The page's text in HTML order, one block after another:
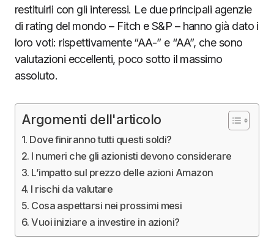
restituirli con gli interessi. Le due principali agenzie
di rating del mondo – Fitch e S&P – hanno già dato i
loro voti: rispettivamente “AA-” e “AA”, che sono
valutazioni eccellenti, poco sotto il massimo
assoluto.
Argomenti dell'articolo
Dove finiranno tutti questi soldi?
I numeri che gli azionisti devono considerare
L’impatto sul prezzo delle azioni Amazon
I rischi da valutare
Cosa aspettarsi nei prossimi mesi
Vuoi iniziare a investire in azioni?